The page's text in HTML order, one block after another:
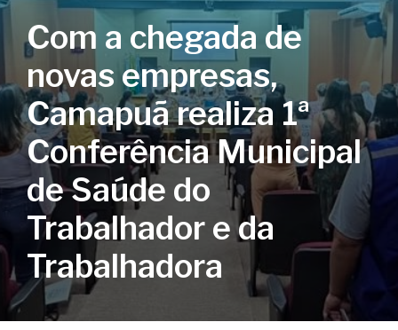
Com a chegada de
novas empresas,
Camapuã realiza 1ª
Conferência Municipal
de Saúde do
Trabalhador e da
Trabalhadora